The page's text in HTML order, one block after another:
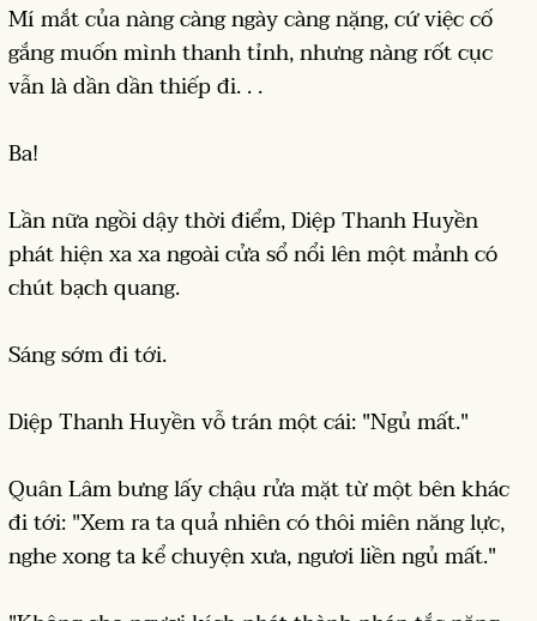
Mí mắt của nàng càng ngày càng nặng, cứ việc cố
gắng muốn mình thanh tỉnh, nhưng nàng rốt cục
vẫn là dần dần thiếp đi. . .
Ba!
Lần nữa ngồi dậy thời điểm, Diệp Thanh Huyền
phát hiện xa xa ngoài cửa sổ nổi lên một mảnh có
chút bạch quang.
Sáng sớm đi tới.
Diệp Thanh Huyền vỗ trán một cái: "Ngủ mất."
Quân Lâm bưng lấy chậu rửa mặt từ một bên khác
đi tới: "Xem ra ta quả nhiên có thôi miên năng lực,
nghe xong ta kể chuyện xưa, ngươi liền ngủ mất."